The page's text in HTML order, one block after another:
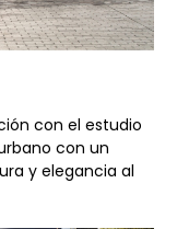
con el estudio
con un
y elegancia al